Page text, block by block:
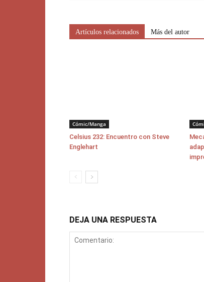
Artículos relacionados Más del autor
Cómic/Manga
Celsius 232: Encuentro con Steve
Englehart
DEJA UNA RESPUESTA